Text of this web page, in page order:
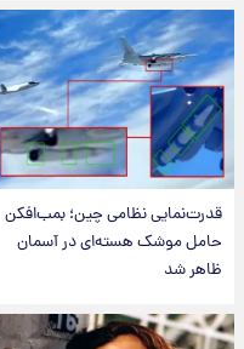
قدرت‌نمایی نظامی چین؛ بمب‌افکن
حامل موشک هسته‌ای در آسمان
ظاهر شد